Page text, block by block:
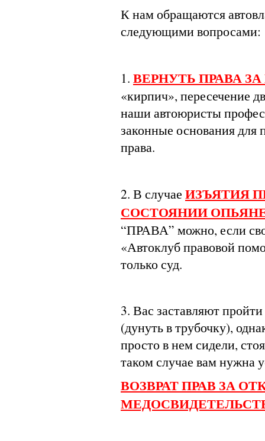
К нам обращаются
следующими вопросами:
1. ВЕРНУТЬ ПРАВА
«кирпич», пересечение
наши автоюристы
законные основания для
права.
2. В случае ИЗЪЯТИЯ
СОСТОЯНИИ
“ПРАВА” можно, если
«Автоклуб правовой
только суд.
3. Вас заставляют
(дунуть в трубочку),
просто в нем сидели,
таком случае вам нужна
ВОЗВРАТ ПРАВ ЗА